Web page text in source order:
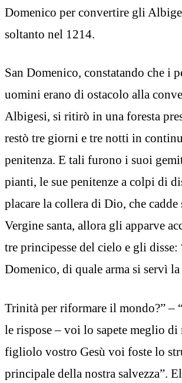
Domenico per convertire gli
soltanto nel 1214.
San Domenico, constatando che i
uomini erano di ostacolo alla
Albigesi, si ritirò in una foresta
restò tre giorni e tre notti in
penitenza. E tali furono i suoi
pianti, le sue penitenze a colpi di
placare la collera di Dio, che cadde
Vergine santa, allora gli apparve
tre principesse del cielo e gli disse:
Domenico, di quale arma si servì la
Trinità per riformare il mondo?” –
le rispose – voi lo sapete meglio di
figliolo vostro Gesù voi foste lo
principale della nostra salvezza”.